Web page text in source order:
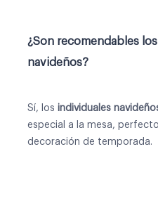
¿Son recomendables
navideños?
Sí, los individuales
especial a la mesa,
decoración de temporada.